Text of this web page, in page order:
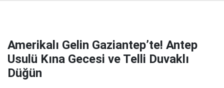
Amerikalı Gelin Gaziantep’te! Antep
Usulü Kına Gecesi ve Telli Duvaklı
Düğün